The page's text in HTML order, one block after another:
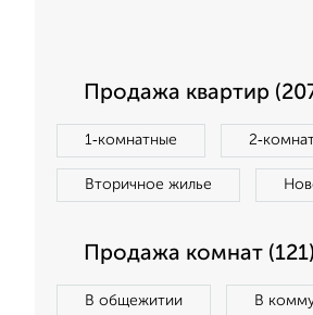
Продажа квартир
1‑комнатные
Вторичное жилье
Продажа комнат (121)
В общежитии В